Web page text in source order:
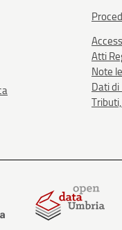
Atti
Note
Dati